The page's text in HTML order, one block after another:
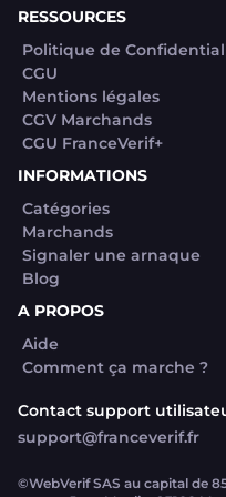
RESSOURCES
Politique de
CGU
Mentions légales
CGV Marchands
CGU FranceVerif+
INFORMATIONS
Catégories
Marchands
Signaler une arnaque
Blog
A PROPOS
Aide
Comment ça marche ?
Contact support
support@franceverif.fr
©WebVerif SAS au capital de